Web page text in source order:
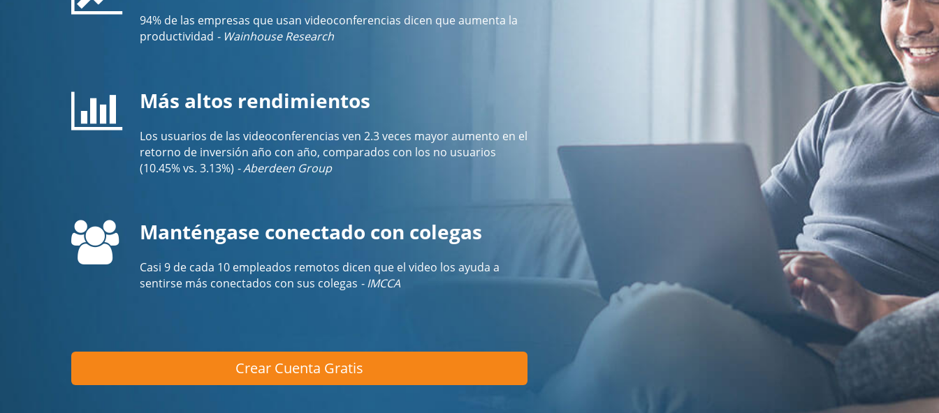
94% de las empresas que usan videoconferencias dicen que aumenta la
productividad - Wainhouse Research
Más altos rendimientos
Los usuarios de las videoconferencias ven 2.3 veces mayor aumento en el
retorno de inversión año con año, comparados con los no usuarios
(10.45% vs. 3.13%) - Aberdeen Group
Manténgase conectado con colegas
Casi 9 de cada 10 empleados remotos dicen que el video los ayuda a
sentirse más conectados con sus colegas - IMCCA
Crear Cuenta Gratis